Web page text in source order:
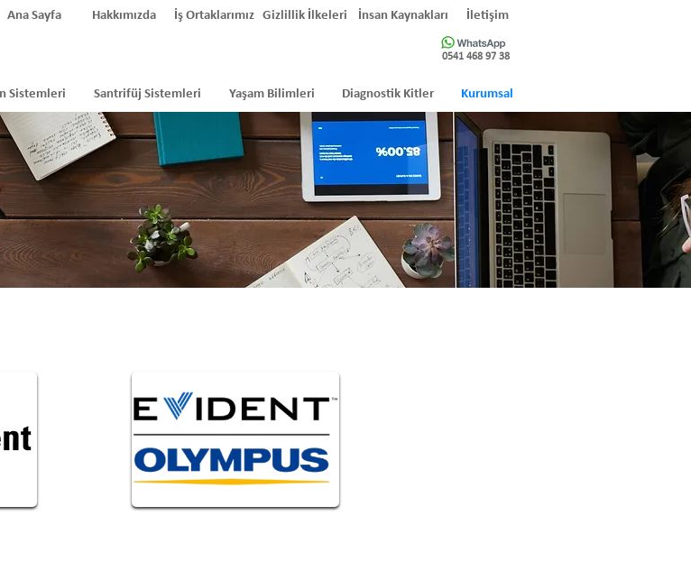
Sistemleri Santrifüj Sistemleri Yaşam Bilimleri Diagnostik Kitler Kurumsal
Ana Sayfa Hakkımızda İş Ortaklarımız Gizlillik İlkeleri İnsan Kaynakları İletişim
0541 468 97 38